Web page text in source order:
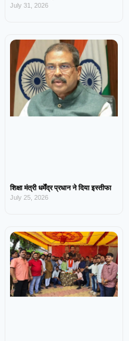
July 31, 2026
शिक्षा मंत्री धर्मेंद्र प्रधान ने दिया इस्तीफा
July 25, 2026